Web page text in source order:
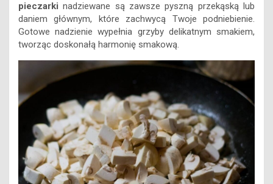
pieczarki nadziewane są zawsze pyszną przekąską lub
daniem głównym, które zachwycą Twoje podniebienie.
Gotowe nadzienie wypełnia grzyby delikatnym smakiem,
tworząc doskonałą harmonię smakową.